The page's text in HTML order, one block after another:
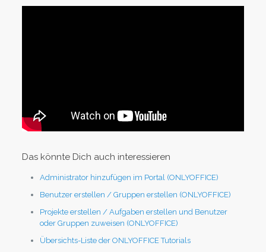
Das könnte Dich auch interessieren
Administrator hinzufügen im Portal (ONLYOFFICE)
Benutzer erstellen / Gruppen erstellen (ONLYOFFICE)
Projekte erstellen / Aufgaben erstellen und Benutzer
oder Gruppen zuweisen (ONLYOFFICE)
Übersichts-Liste der ONLYOFFICE Tutorials